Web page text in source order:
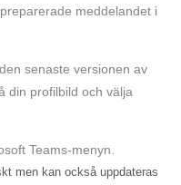
meddelandet i
senaste versionen av
din profilbild och välja
men kan också uppdateras